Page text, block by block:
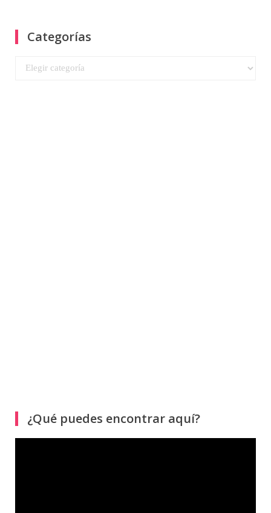
Categorías
Categorías
¿Qué puedes encontrar aquí?